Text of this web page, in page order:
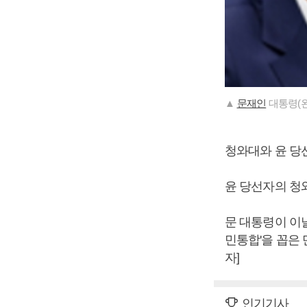
▲ 문재인 대통령(
청와대와 윤 당
윤 당선자의 청
문 대통령이 이
민통합'을 꼽은
자]
인기기사